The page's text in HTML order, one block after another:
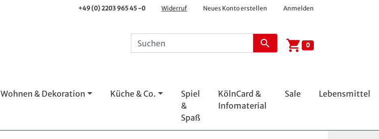
+49 (0) 2203 965 45 -0 Widerruf Neues Konto erstellen Anmelden
search shopping_cart 0
Wohnen & Dekoration Küche & Co.
Spiel
&
Spaß
KölnCard &
Infomaterial
Sale Lebensmittel